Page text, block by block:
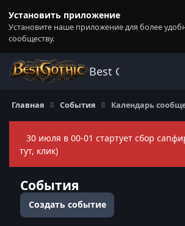
Установить приложение
Установите наше приложение для более
сообществу.
Best Gothic Forums
Главная События Календарь
30 июля в 00-01 стартует сбор
тут, клик)
События
Создать событие По